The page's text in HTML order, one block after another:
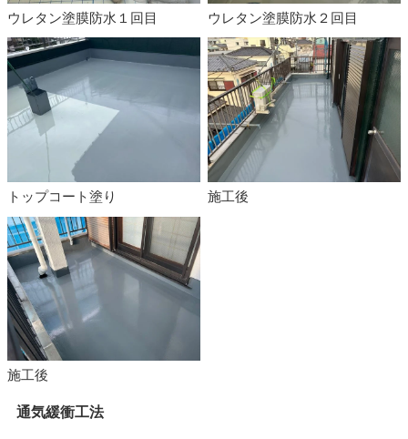
ウレタン塗膜防水１回目 ウレタン塗膜防水２回目
トップコート塗り 施工後
施工後
通気緩衝工法